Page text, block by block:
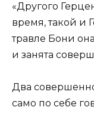
«Другого
время, такой и
травле Бони
и занята
Два
само по себе